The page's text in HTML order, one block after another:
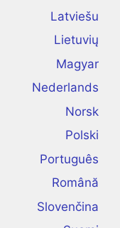
Latviešu
Lietuvių
Magyar
Nederlands
Norsk
Polski
Português
Română
Slovenčina